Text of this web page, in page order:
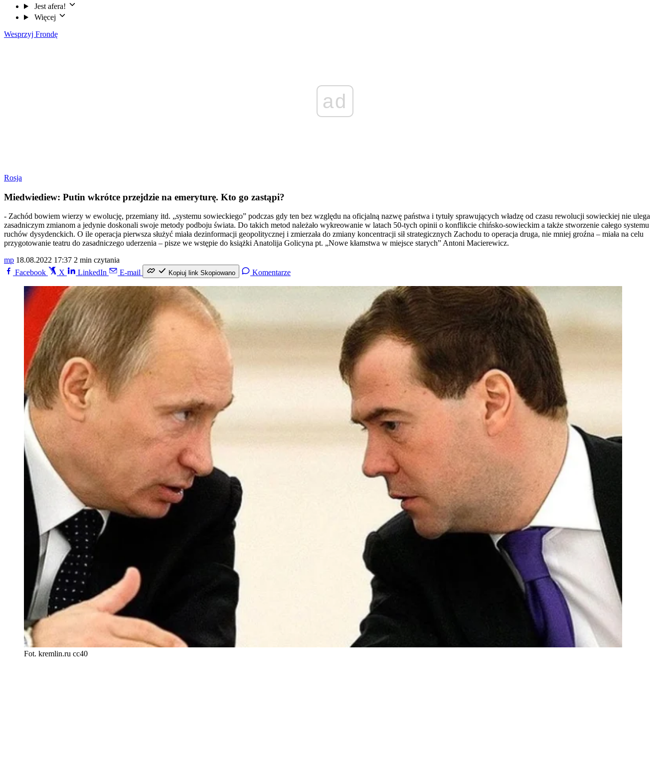
Jest afera!
Więcej
Wesprzyj Frondę
ad
Rosja
Miedwiediew: Putin wkrótce przejdzie na emeryturę. Kto go zastąpi?
- Zachód bowiem wierzy w ewolucję, przemiany itd. „systemu sowieckiego” podczas gdy ten bez względu na oficjalną nazwę państwa i tytuły sprawujących władzę od czasu rewolucji sowieckiej nie ulega
zasadniczym zmianom a jedynie doskonali swoje metody podboju świata. Do takich metod należało wykreowanie w latach 50-tych opinii o konflikcie chińsko-sowieckim a także stworzenie całego systemu
ruchów dysydenckich. O ile operacja pierwsza służyć miała dezinformacji geopolitycznej i zmierzała do zmiany koncentracji sił strategicznych Zachodu to operacja druga, nie mniej groźna – miała na celu
przygotowanie teatru do zasadniczego uderzenia – pisze we wstępie do książki Anatolija Golicyna pt. „Nowe kłamstwa w miejsce starych” Antoni Macierewicz.
mp 18.08.2022 17:37 2 min czytania
Facebook
X LinkedIn E-mail Kopiuj link Skopiowano Komentarze
Fot. kremlin.ru cc40